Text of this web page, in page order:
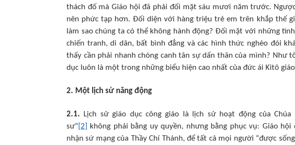
thách đố mà Giáo hội đã phải đối mặt sáu mươi năm trước.
nên phức tạp hơn. Đối diện với hàng triệu trẻ em trên khắp thế
làm sao chúng ta có thể không hành động? Đối mặt với những
chiến tranh, di dân, bất bình đẳng và các hình thức nghèo đói
thấy cần phải nhanh chóng canh tân sự dấn thân của mình? Như
dục luôn là một trong những biểu hiện cao nhất của đức ái Kitô
2. Một lịch sử năng động
2.1. Lịch sử giáo dục công giáo là lịch sử hoạt động của
sư” [2] không phải bằng uy quyền, nhưng bằng phục vụ: Giáo
nhận sứ mạng của Thầy Chí Thánh, để tất cả mọi người “được